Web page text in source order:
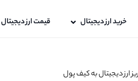
خرید ارز دیجیتال قیمت ارز دیجیتال
ارز دیجیتال به کیف پول